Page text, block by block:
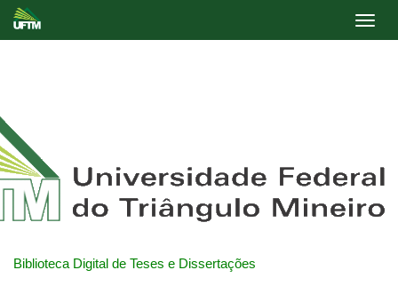
Biblioteca Digital de Teses e Dissertações